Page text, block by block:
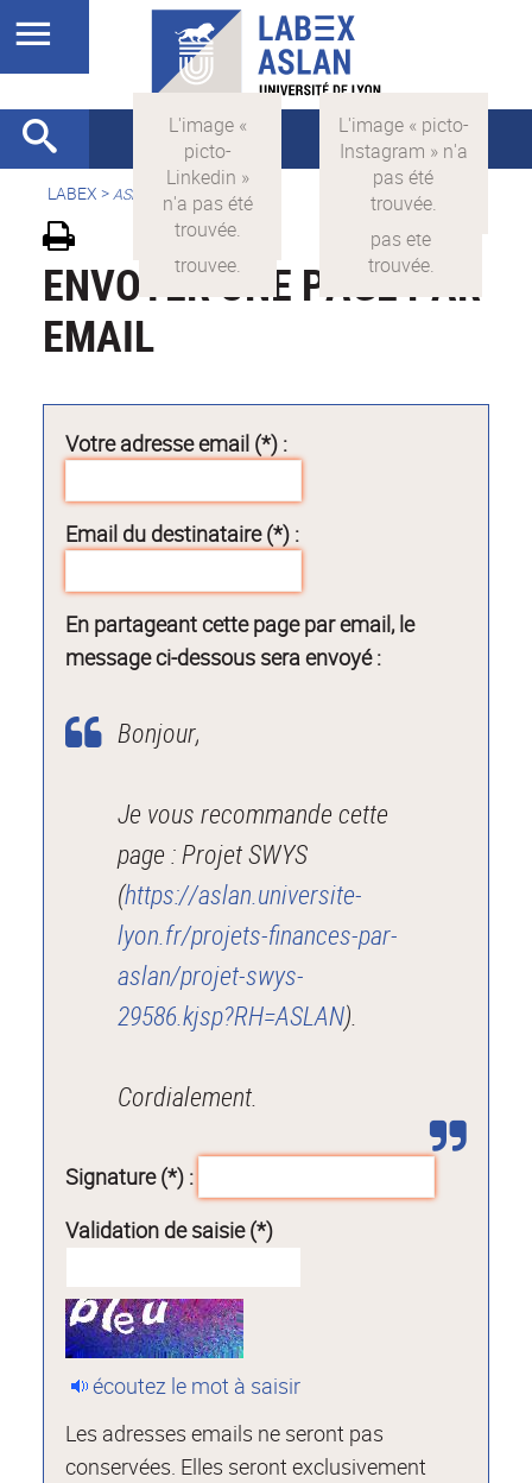
LABEX >ASLAN
ENVOYER UNE PAGE PAR
EMAIL
Votre adresse email (*) :
Email du destinataire (*) :
En partageant cette page par email, le
message ci-dessous sera envoyé :
Bonjour,
Je vous recommande cette
page : Projet SWYS
(https://aslan.universite-
lyon.fr/projets-finances-par-
aslan/projet-swys-
29586.kjsp?RH=ASLAN).
Cordialement.
Signature (*) :
Validation de saisie (*)
écoutez le mot à saisir
Les adresses emails ne seront pas
conservées. Elles seront exclusivement